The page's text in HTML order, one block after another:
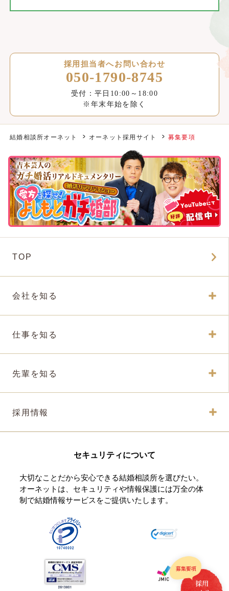
採用担当者へお問い合わせ
050-1790-8745
受付：平日10:00～18:00
※年末年始を除く
結婚相談所オーネット オーネット採用サイト 募集要項
TOP
会社を知る
仕事を知る
先輩を知る
採用情報
セキュリティについて
大切なことだから安心できる結婚相談所を選びたい。
オーネットは、セキュリティや情報保護には万全の体
制で結婚情報サービスをご提供いたします。